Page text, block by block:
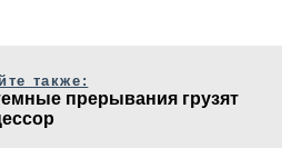
также:
прерывания грузят